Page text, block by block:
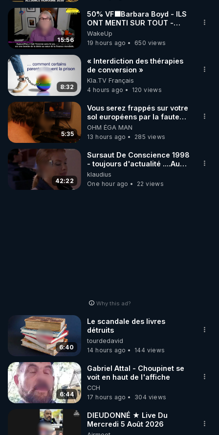
15:56
50% VF🟩Barbara Boyd - ILS
ONT MENTI SUR TOUT -
Jocelyne Traduction
WakeUp
19 hours ago
650 views
8:32
« Interdiction des thérapies
de conversion »
Kla.TV Français
4 hours ago
120 views
5:35
Vous serez frappés sur votre
sol européens par la faute
des dirigeants qui s'en
mettent dans le nez
OHM ÉGA MAN
13 hours ago
285 views
42:22
Sursaut De Conscience 1998
- toujours d'actualité ....Au
Dela Du Réel
klaudius
One hour ago
22 views
Why this ad?
6:40
Le scandale des livres
détruits
tourdedavid
14 hours ago
144 views
6:44
Gabriel Attal - Choupinet se
voit en haut de l'affiche
CCH
17 hours ago
304 views
DIEUDONNÉ ★ Live Du
Mercredi 5 Août 2026